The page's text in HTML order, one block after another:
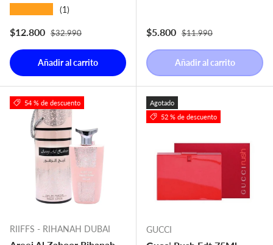
(1)
Precio de venta
$12.800 Precio normal
$32.990
Añadir al carrito
Precio de venta
$5.800 Precio normal
$11.990
Añadir al carrito
54 % de descuento
RIIFFS - RIHANAH DUBAI
Agotado
52 % de descuento
GUCCI